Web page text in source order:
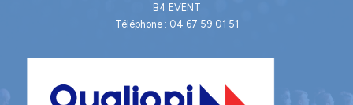
B4 EVENT
Téléphone : 04 67 59 01 51